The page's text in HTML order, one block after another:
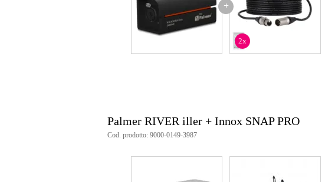
+
2x
Palmer RIVER iller + Innox SNAP PRO
Cod. prodotto: 9000-0149-3987